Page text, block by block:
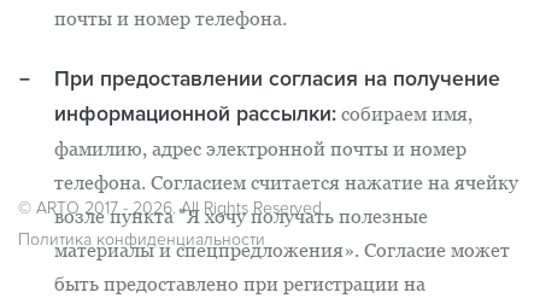
почты и номер телефона.
При предоставлении согласия на получение
информационной рассылки: собираем имя,
фамилию, адрес электронной почты и номер
телефона. Согласием считается нажатие на ячейку
возле пункта "Я хочу получать полезные
материалы и спецпредложения». Согласие может
быть предоставлено ​​при регистрации на
© ARTO 2017 - 2026. All Rights Reserved
Политика конфиденциальности